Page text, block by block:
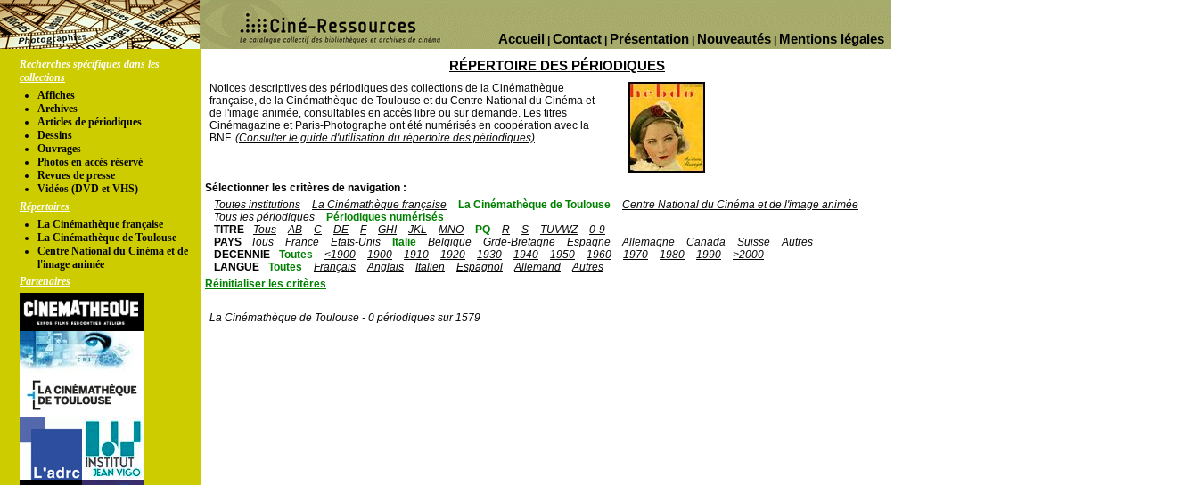
Mentions légales
Nouveautés
Présentation
Contact
Accueil
Recherches spécifiques dans les
collections
Affiches
Archives
Articles de périodiques
Dessins
Ouvrages
Photos en accés réservé
Revues de presse
Vidéos (DVD et VHS)
Répertoires
La Cinémathèque française
La Cinémathèque de Toulouse
Centre National du Cinéma et de
l'image animée
Partenaires
RÉPERTOIRE DES PÉRIODIQUES
Notices descriptives des périodiques des collections de la Cinémathèque
française, de la Cinémathèque de Toulouse et du Centre National du Cinéma et
de l'image animée, consultables en accès libre ou sur demande. Les titres
Cinémagazine et Paris-Photographe ont été numérisés en coopération avec la
BNF. (Consulter le guide d'utilisation du répertoire des périodiques)
Sélectionner les critères de navigation :
Toutes institutions
La Cinémathèque française La Cinémathèque de Toulouse
Centre National du Cinéma et de l'image animée
Tous les périodiques
Périodiques numérisés
TITRE
Tous AB C DE F GHI JKL MNO PQ R S TUVWZ
0-9
PAYS
Tous France Etats-Unis Italie Belgique Grde-Bretagne Espagne Allemagne Canada Suisse
Autres
DECENNIE
Toutes <1900 1900 1910 1920 1930 1940 1950 1960 1970 1980 1990
>2000
LANGUE
Toutes Français Anglais Italien Espagnol Allemand
Autres
Réinitialiser les critères
La Cinémathèque de Toulouse - 0 périodiques sur 1579